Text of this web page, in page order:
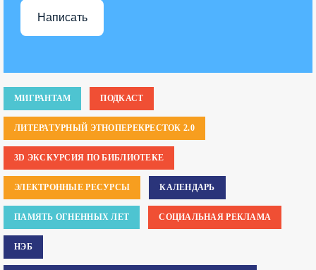
Написать
МИГРАНТАМ ПОДКАСТ
ЛИТЕРАТУРНЫЙ ЭТНОПЕРЕКРЕСТОК 2.0
3D ЭКСКУРСИЯ ПО БИБЛИОТЕКЕ
ЭЛЕКТРОННЫЕ РЕСУРСЫ КАЛЕНДАРЬ
ПАМЯТЬ ОГНЕННЫХ ЛЕТ СОЦИАЛЬНАЯ РЕКЛАМА
НЭБ